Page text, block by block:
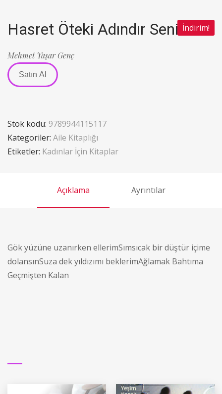
İndirim!
Hasret Öteki Adındır Senin
Mehmet Yaşar Genç
Satın Al
Stok kodu: 9789944115117
Kategoriler: Aile Kitaplığı
Etiketler: Kadınlar İçin Kitaplar
Açıklama Ayrıntılar
Gök yüzüne uzanırken ellerimSımsıcak bir düştür içime
dolansınSuza dek yıldızımı beklerimAğlamak Bahtıma
Geçmişten Kalan